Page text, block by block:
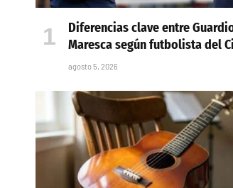
Diferencias clave entre
Maresca según futbolista del
agosto 5, 2026